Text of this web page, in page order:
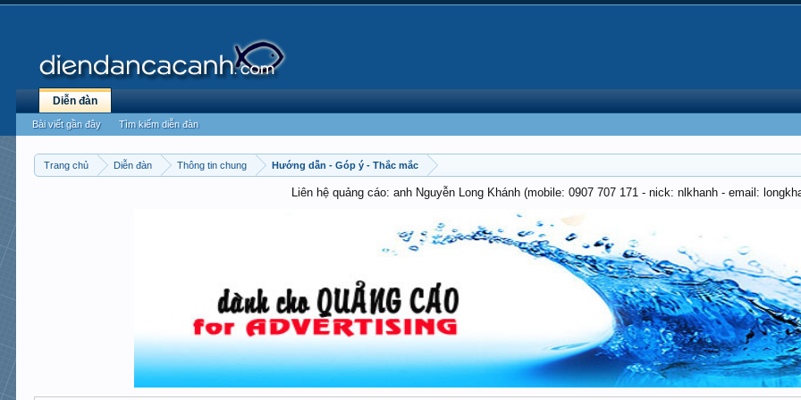
Trang chủ Diễn đàn Thông tin chung Hướng dẫn - Góp ý - Thắc mắc
Liên hệ quảng cáo: anh Nguyễn Long Khánh (mobile: 0907 707 171 - nick: nlkhanh - email:
Diễn đàn
Bài viết gần đây Tìm kiếm diễn đàn